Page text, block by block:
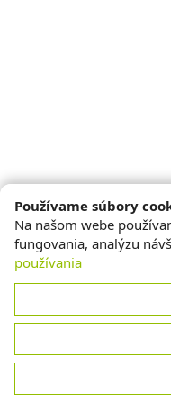
Používame súbory
Na našom webe
fungovania, analýzu
používania